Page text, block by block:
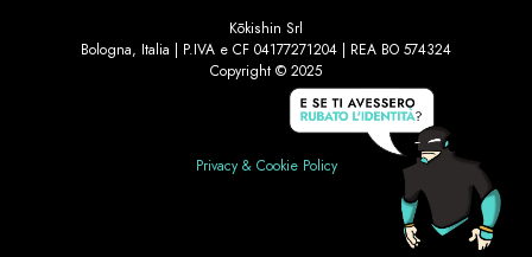
Kōkishin Srl
Bologna, Italia | P.IVA e CF 04177271204 | REA BO 574324
Copyright © 2025
Privacy & Cookie Policy